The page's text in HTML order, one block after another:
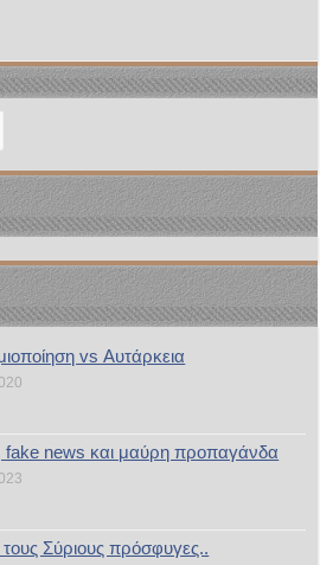
vs Αυτάρκεια
news και μαύρη προπαγάνδα
τους Σύριους πρόσφυγες..